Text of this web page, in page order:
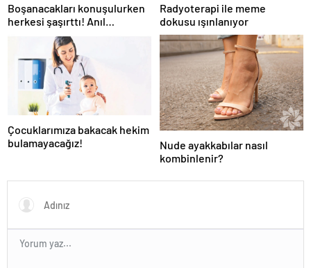
Boşanacakları konuşulurken
herkesi şaşırttı! Anıl
Altan’dan Pelin Akil’e
duygusal Anneler Günü
mesajı
Radyoterapi ile meme
dokusu ışınlanıyor
Çocuklarımıza bakacak hekim
bulamayacağız!
Nude ayakkabılar nasıl
kombinlenir?